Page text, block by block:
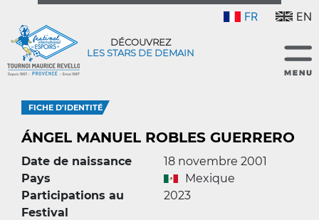
FR EN
DÉCOUVREZ
LES STARS DE DEMAIN
FICHE D'IDENTITÉ
ÁNGEL MANUEL ROBLES GUERRERO
Date de naissance
18 novembre 2001
Pays
Mexique
Participations au
Festival
2023